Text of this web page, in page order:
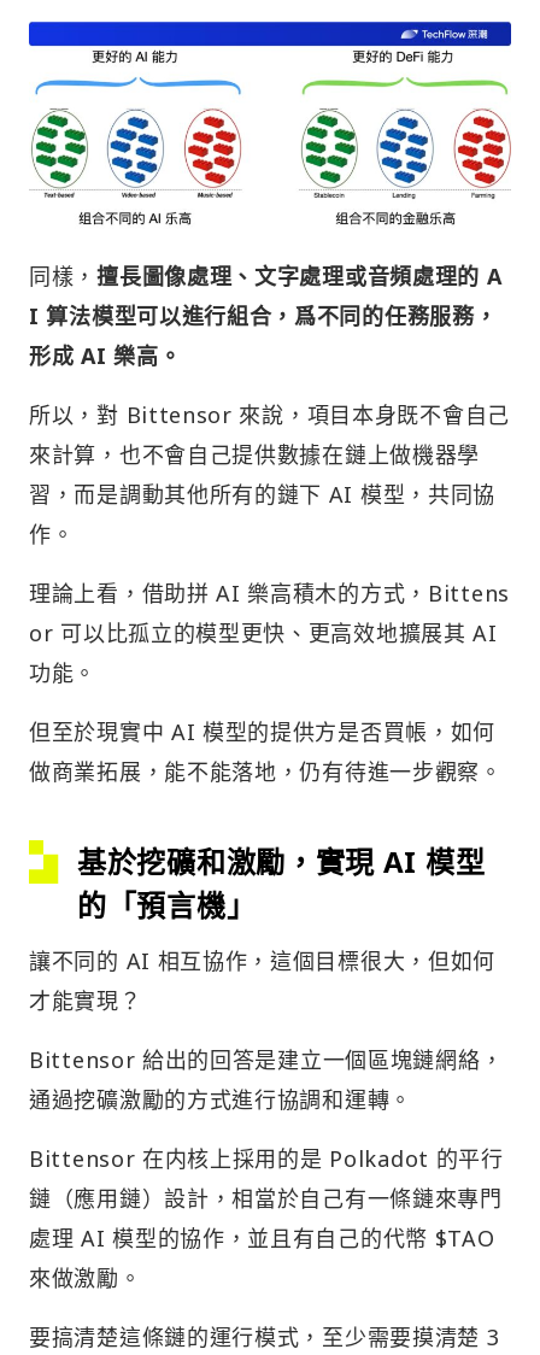
同樣，擅長圖像處理、文字處理或音頻處理的 A
I 算法模型可以進行組合，爲不同的任務服務，
形成 AI 樂高。
所以，對 Bittensor 來說，項目本身既不會自己
來計算，也不會自己提供數據在鏈上做機器學
習，而是調動其他所有的鏈下 AI 模型，共同協
作。
理論上看，借助拼 AI 樂高積木的方式，Bittens
or 可以比孤立的模型更快、更高效地擴展其 AI
功能。
但至於現實中 AI 模型的提供方是否買帳，如何
做商業拓展，能不能落地，仍有待進一步觀察。
基於挖礦和激勵，實現 AI 模型
的「預言機」
讓不同的 AI 相互協作，這個目標很大，但如何
才能實現？
Bittensor 給出的回答是建立一個區塊鏈網絡，
通過挖礦激勵的方式進行協調和運轉。
Bittensor 在内核上採用的是 Polkadot 的平行
鏈（應用鏈）設計，相當於自己有一條鏈來專門
處理 AI 模型的協作，並且有自己的代幣 $TAO
來做激勵。
要搞清楚這條鏈的運行模式，至少需要摸清楚 3